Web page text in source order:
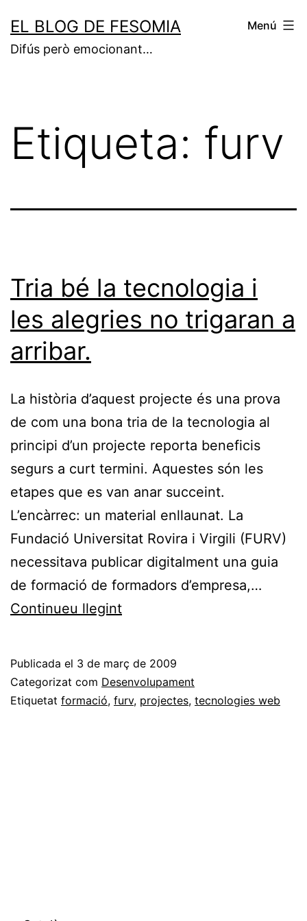
contingut
EL BLOG DE FESOMIA
Difús però emocionant…
Menú
Etiqueta: furv
Tria bé la tecnologia i
les alegries no trigaran a
arribar.
La història d’aquest projecte és una prova
de com una bona tria de la tecnologia al
principi d’un projecte reporta beneficis
segurs a curt termini. Aquestes són les
etapes que es van anar succeint.
L’encàrrec: un material enllaunat. La
Fundació Universitat Rovira i Virgili (FURV)
necessitava publicar digitalment una guia
de formació de formadors d’empresa,…
Continueu llegintTria
tecnologia
i
Publicada el 3 de març de 2009
Categorizat com Desenvolupament
Etiquetat formació, furv, projectes, tecnologies web